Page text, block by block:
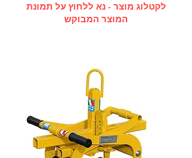
לקטלוג מוצר - נא ללחוץ על תמונת
המוצר המבוקש